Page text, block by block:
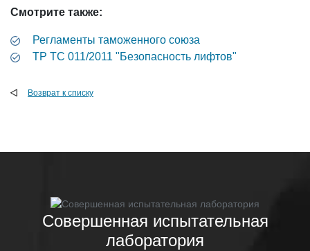
Смотрите также:
Регламенты таможенного союза
ТР ТС 011/2011 "Безопасность лифтов"
Возврат к списку
Совершенная испытательная
лаборатория